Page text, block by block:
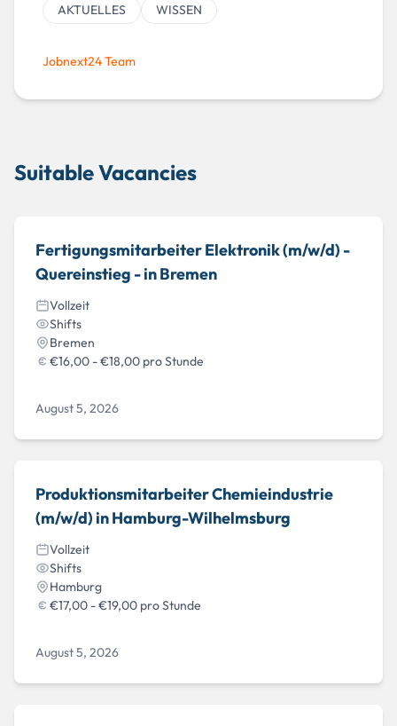
AKTUELLES WISSEN
Jobnext24 Team
Suitable Vacancies
Fertigungsmitarbeiter Elektronik (m/w/d) -
Quereinstieg - in Bremen
Vollzeit
Shifts
Bremen
€16,00 - €18,00 pro Stunde
August 5, 2026
Produktionsmitarbeiter Chemieindustrie
(m/w/d) in Hamburg-Wilhelmsburg
Vollzeit
Shifts
Hamburg
€17,00 - €19,00 pro Stunde
August 5, 2026